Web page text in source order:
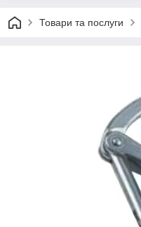
Товари та послуги